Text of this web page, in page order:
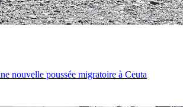
nouvelle poussée migratoire à Ceuta